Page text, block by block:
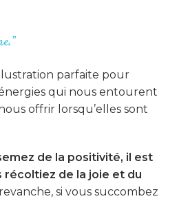
parfaite pour
qui nous entourent
offrir lorsqu’elles sont
de la positivité, il est
de la joie et du
si vous succombez